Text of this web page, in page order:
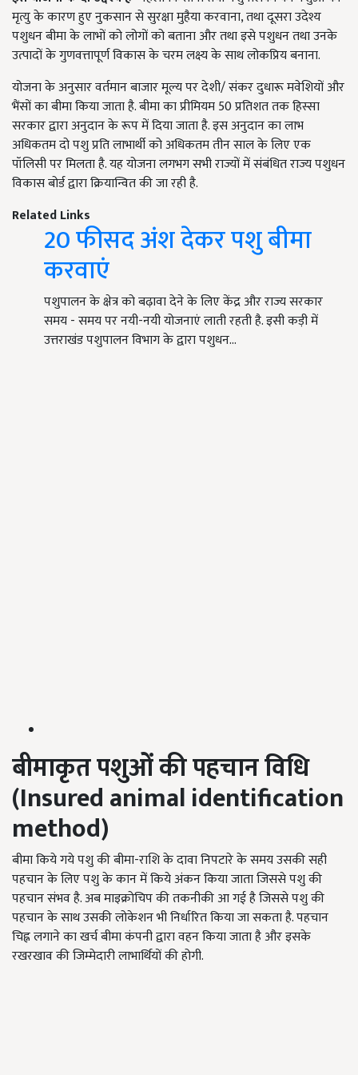
मृत्यु के कारण हुए नुकसान से सुरक्षा मुहैया करवाना, तथा दूसरा उदेश्य
पशुधन बीमा के लाभों को लोगों को बताना और तथा इसे पशुधन तथा उनके
उत्पादों के गुणवत्तापूर्ण विकास के चरम लक्ष्य के साथ लोकप्रिय बनाना.
योजना के अनुसार वर्तमान बाजार मूल्य पर देशी/ संकर दुधारू मवेशियों और
भैंसों का बीमा किया जाता है. बीमा का प्रीमियम 50 प्रतिशत तक हिस्सा
सरकार द्वारा अनुदान के रूप में दिया जाता है. इस अनुदान का लाभ
अधिकतम दो पशु प्रति लाभार्थी को अधिकतम तीन साल के लिए एक
पॉलिसी पर मिलता है. यह योजना लगभग सभी राज्यों में संबंधित राज्य पशुधन
विकास बोर्ड द्वारा क्रियान्वित की जा रही है.
Related Links
20 फीसद अंश देकर पशु बीमा
करवाएं
पशुपालन के क्षेत्र को बढ़ावा देने के लिए केंद्र और राज्य सरकार
समय - समय पर नयी-नयी योजनाएं लाती रहती है. इसी कड़ी में
उत्तराखंड पशुपालन विभाग के द्वारा पशुधन…
बीमाकृत पशुओं की पहचान विधि
(Insured animal identification
method)
बीमा किये गये पशु की बीमा-राशि के दावा निपटारे के समय उसकी सही
पहचान के लिए पशु के कान में किये अंकन किया जाता जिससे पशु की
पहचान संभव है. अब माइक्रोचिप की तकनीकी आ गई है जिससे पशु की
पहचान के साथ उसकी लोकेशन भी निर्धारित किया जा सकता है. पहचान
चिह्न लगाने का खर्च बीमा कंपनी द्वारा वहन किया जाता है और इसके
रखरखाव की जिम्मेदारी लाभार्थियों की होगी.